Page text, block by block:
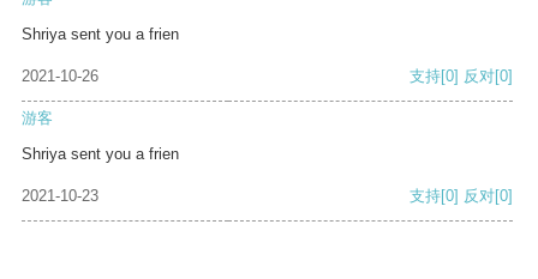
Shriya sent you a frien
2021-10-26 支持[0] 反对[0]
游客
Shriya sent you a frien
2021-10-23 支持[0] 反对[0]